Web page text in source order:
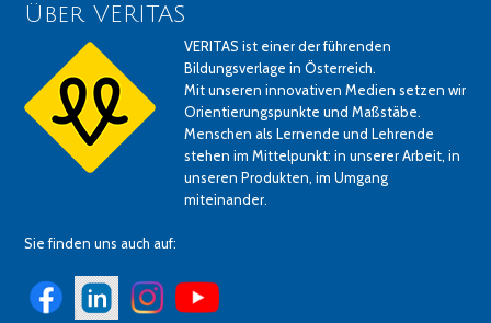
Über VERITAS
VERITAS ist einer der führenden
Bildungsverlage in Österreich.
Mit unseren innovativen Medien setzen wir
Orientierungspunkte und Maßstäbe.
Menschen als Lernende und Lehrende
stehen im Mittelpunkt: in unserer Arbeit, in
unseren Produkten, im Umgang
miteinander.
Sie finden uns auch auf: